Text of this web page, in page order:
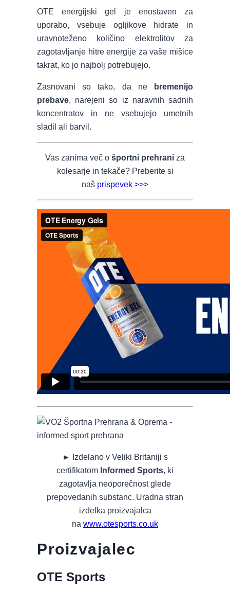
OTE energijski gel je enostaven za
uporabo, vsebuje ogljikove hidrate in
uravnoteženo količino elektrolitov za
zagotavljanje hitre energije za vaše mišice
takrat, ko jo najbolj potrebujejo.
Zasnovani so tako, da ne
bremenijo
prebave, narejeni so iz naravnih sadnih
koncentratov in ne vsebujejo umetnih
sladil ali barvil.
Vas zanima več o športni prehrani za
kolesarje in tekače? Preberite si
naš prispevek >>>
►
Izdelano v Veliki Britaniji s
certifikatom Informed Sports, ki
zagotavlja neoporečnost glede
prepovedanih substanc. Uradna stran
izdelka proizvajalca
na www.otesports.co.uk
Proizvajalec
OTE Sports